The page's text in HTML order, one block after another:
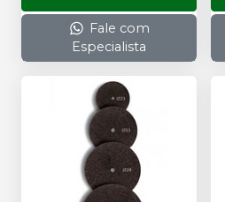
Fale com
Especialista